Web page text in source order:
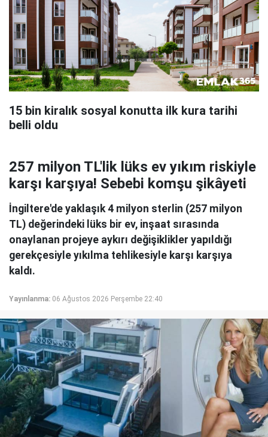
15 bin kiralık sosyal konutta ilk kura tarihi
belli oldu
257 milyon TL'lik lüks ev yıkım riskiyle
karşı karşıya! Sebebi komşu şikâyeti
İngiltere'de yaklaşık 4 milyon sterlin (257 milyon
TL) değerindeki lüks bir ev, inşaat sırasında
onaylanan projeye aykırı değişiklikler yapıldığı
gerekçesiyle yıkılma tehlikesiyle karşı karşıya
kaldı.
Yayınlanma: 06 Ağustos 2026 Perşembe 22:40